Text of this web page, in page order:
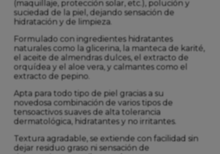
(maquillaje, protección solar, etc.), polución y
suciedad de la piel, dejando sensación de
hidratación y de limpieza.
Formulado con ingredientes hidratantes
naturales como la glicerina, la manteca de karité,
el aceite de almendras dulces, el extracto de
orquídea y el aloe vera, y calmantes como el
extracto de pepino.
Apta para todo tipo de piel gracias a su
novedosa combinación de varios tipos de
tensoactivos suaves de alta tolerancia
dermatológica, hidratantes y no irritantes.
Textura agradable, se extiende con facilidad sin
dejar residuo graso ni sensación de